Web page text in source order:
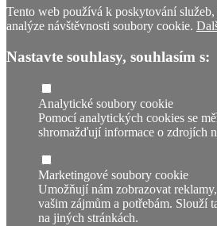
Tento web používá k poskytování
analýze návštěvnosti soubory cookie.
Nastavte souhlasy, souhlasím s:
Analytické soubory cookie
Pomocí analytických cookies se
shromažďují informace o zdrojích
Marketingové soubory cookie
Umožňují nám zobrazovat
vašim zájmům a potřebám. Slouží
na jiných stránkách.